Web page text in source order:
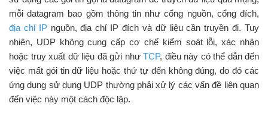
mỗi datagram bao gồm thông tin như cổng nguồn, cổng đích,
địa chỉ IPnguồn, địa chỉ IP đích và dữ liệu cần truyền đi. Tuy
nhiên, UDP không cung cấp cơ chế kiểm soát lỗi, xác nhận
hoặc truy xuất dữ liệu đã gửi như TCP, điều này có thể dẫn đến
việc mất gói tin dữ liệu hoặc thứ tự đến không đúng, do đó các
ứng dụng sử dụng UDP thường phải xử lý các vấn đề liên quan
đến việc này một cách độc lập.